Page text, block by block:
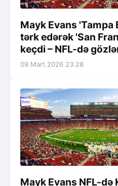
Mayk Evans 'Tampa
tərk edərək 'San
keçdi – NFL-də
09.Mart.2026 23:28
Mayk Evans NFL-də